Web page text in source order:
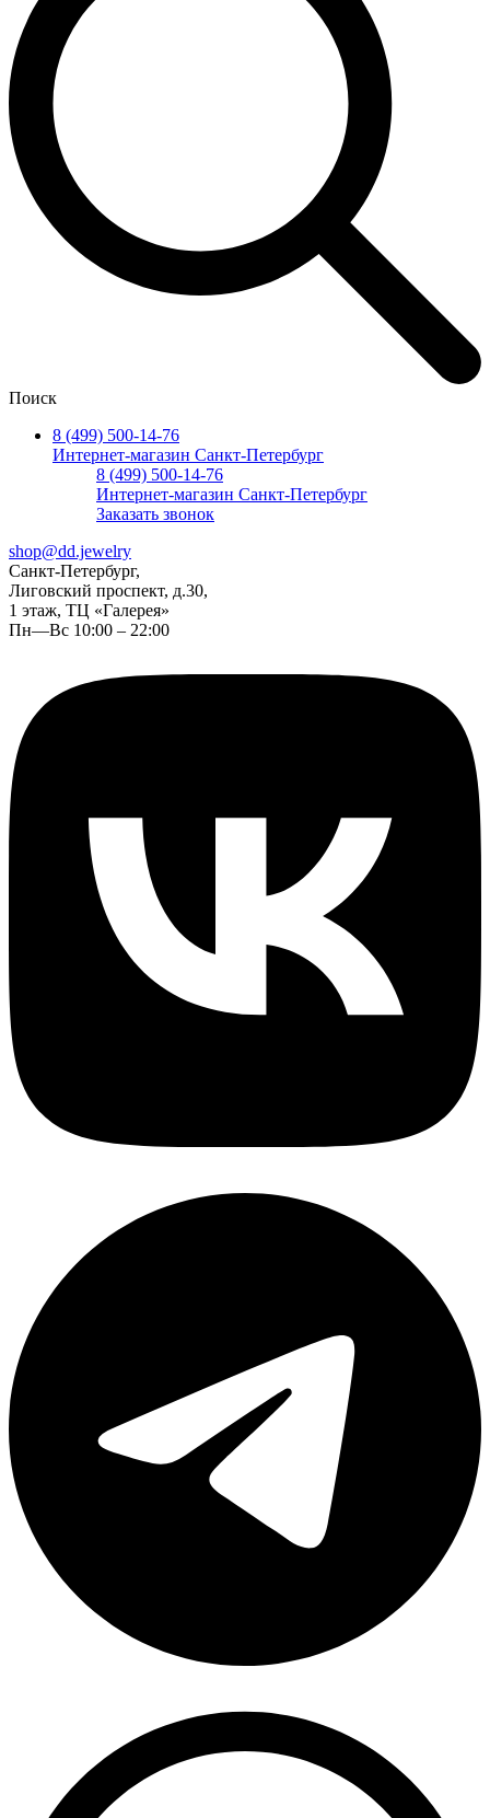
Поиск
8 (499) 500-14-76
Интернет-магазин Санкт-Петербург
8 (499) 500-14-76
Интернет-магазин Санкт-Петербург
Заказать звонок
shop@dd.jewelry
Санкт-Петербург,
Лиговский проспект, д.30,
1 этаж, ТЦ «Галерея»
Пн—Вс 10:00 – 22:00